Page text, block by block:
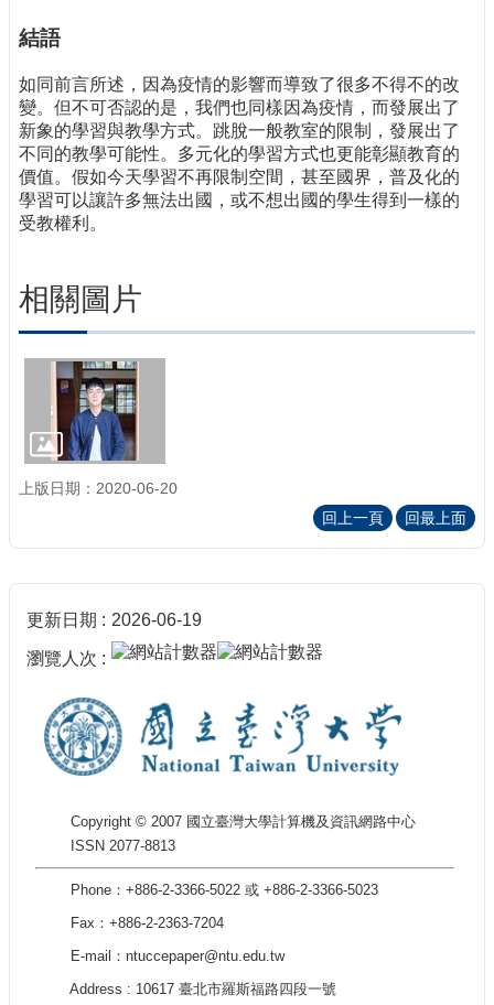
結語
如同前言所述，因為疫情的影響而導致了很多不得不的改
變。但不可否認的是，我們也同樣因為疫情，而發展出了
新象的學習與教學方式。跳脫一般教室的限制，發展出了
不同的教學可能性。多元化的學習方式也更能彰顯教育的
價值。假如今天學習不再限制空間，甚至國界，普及化的
學習可以讓許多無法出國，或不想出國的學生得到一樣的
受教權利。
相關圖片
上版日期：2020-06-20
回上一頁
回最上面
更新日期 2026-06-19
瀏覽人次
Copyright © 2007 國立臺灣大學計算機及資訊網路中心
ISSN 2077-8813
Phone：+886-2-3366-5022 或 +886-2-3366-5023
Fax：+886-2-2363-7204
E-mail：ntuccepaper@ntu.edu.tw
Address : 10617 臺北市羅斯福路四段一號